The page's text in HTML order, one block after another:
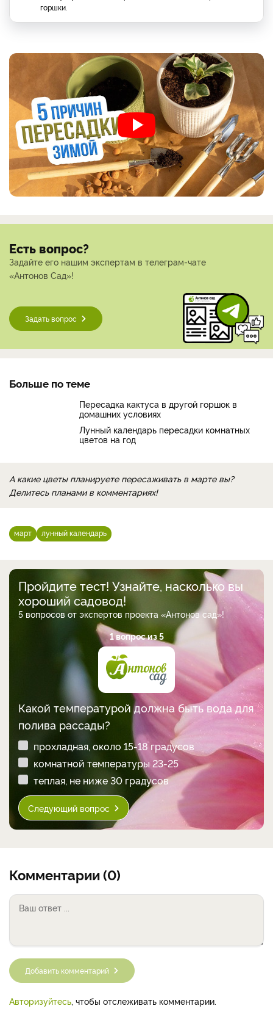
горшки.
Есть вопрос?
Задайте его нашим экспертам в телеграм-чате
«Антонов Сад»!
Задать вопрос
Больше по теме
Пересадка кактуса в другой горшок в
домашних условиях
Лунный календарь пересадки комнатных
цветов на год
А какие цветы планируете пересаживать в марте вы?
Делитесь планами в комментариях!
март лунный календарь
Пройдите тест! Узнайте, насколько вы
хороший садовод!
5 вопросов от экспертов проекта «Антонов сад»!
1 вопрос из 5
Какой температурой должна быть вода для
полива рассады?
прохладная, около 15-18 градусов
комнатной температуры 23-25
теплая, не ниже 30 градусов
Следующий вопрос
Комментарии (0)
Добавить комментарий
Авторизуйтесь, чтобы отслеживать комментарии.